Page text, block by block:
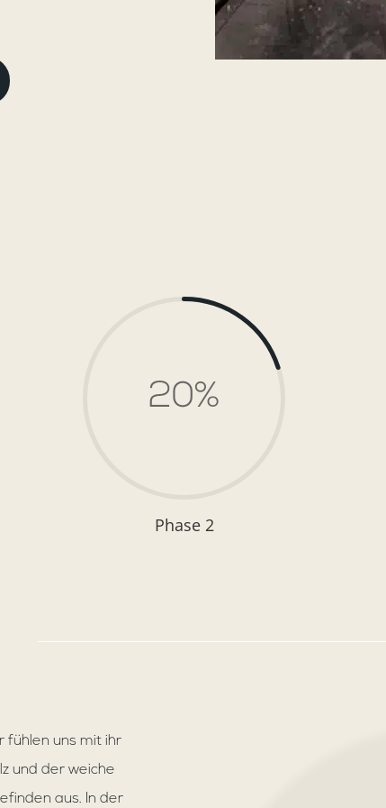
20%
Phase 2
fühlen uns mit ihr
und der weiche
aus. In der